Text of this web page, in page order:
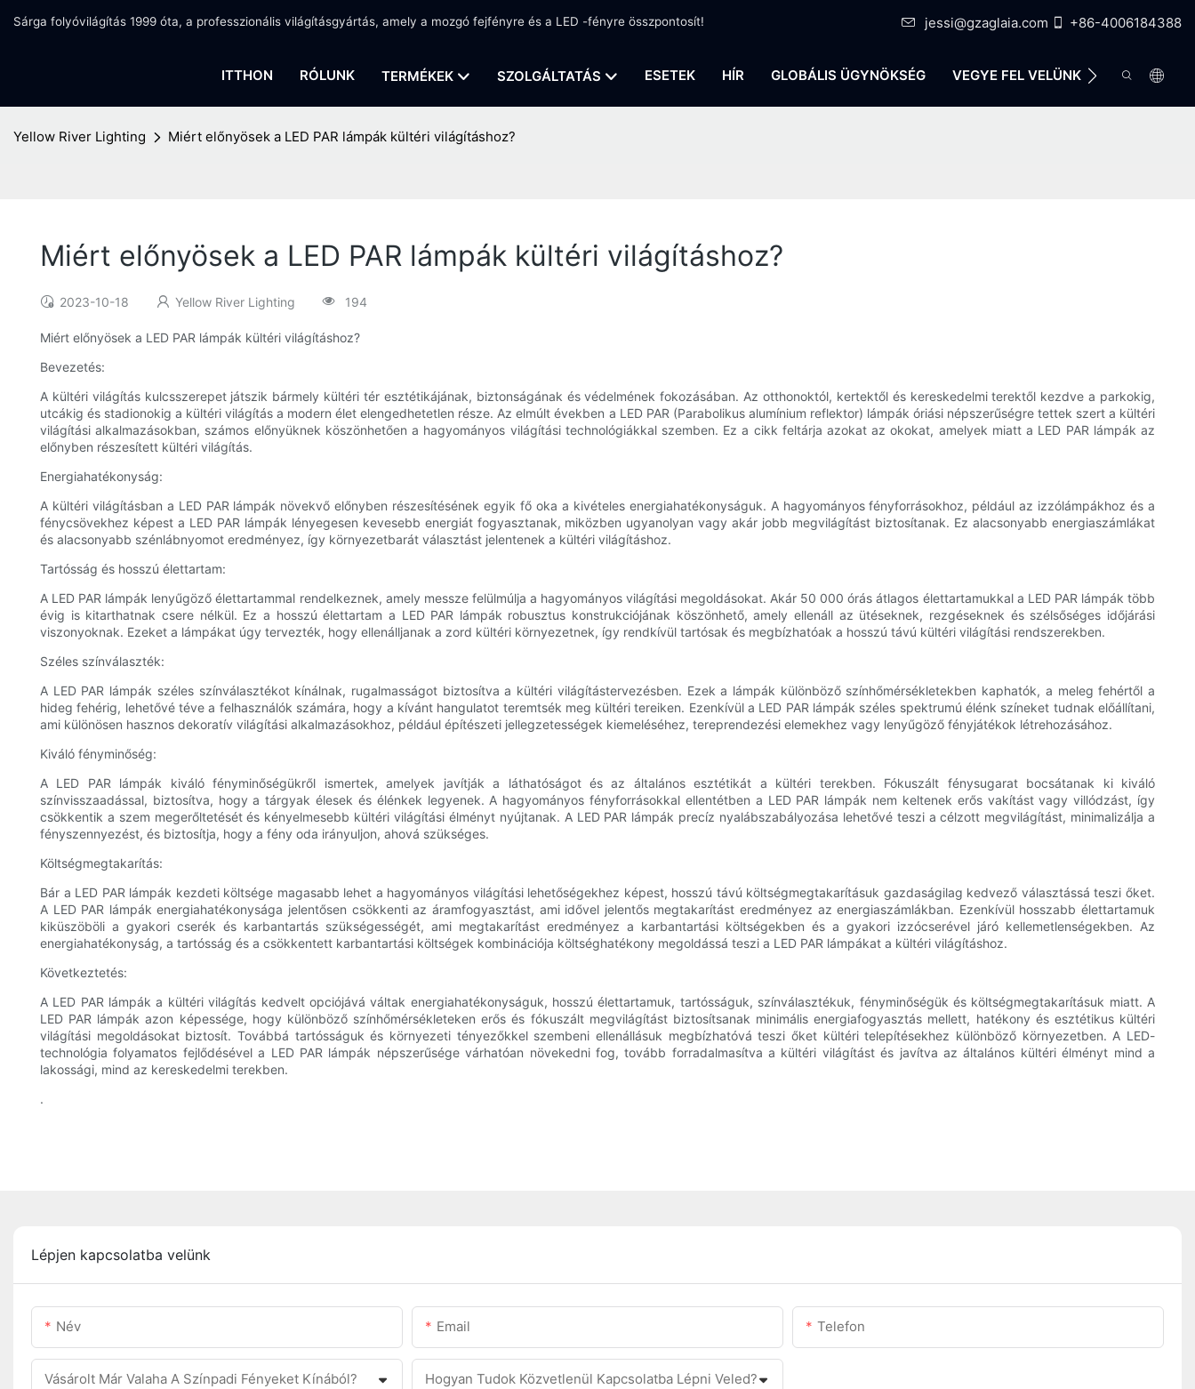
Sárga folyóvilágítás 1999 óta, a professzionális világításgyártás, amely a mozgó fejfényre és a LED -fényre összpontosít! jessi@gzaglaia.com +86-4006184388
ITTHON RÓLUNK TERMÉKEK SZOLGÁLTATÁS ESETEK HÍR GLOBÁLIS ÜGYNÖKSÉG VEGYE FEL VELÜNK A
Yellow River Lighting Miért előnyösek a LED PAR lámpák kültéri világításhoz?
Miért előnyösek a LED PAR lámpák kültéri világításhoz?
2023-10-18 Yellow River Lighting 194
Miért előnyösek a LED PAR lámpák kültéri világításhoz?
Bevezetés:
A kültéri világítás kulcsszerepet játszik bármely kültéri tér esztétikájának, biztonságának és védelmének fokozásában. Az otthonoktól, kertektől és kereskedelmi terektől kezdve a parkokig,
utcákig és stadionokig a kültéri világítás a modern élet elengedhetetlen része. Az elmúlt években a LED PAR (Parabolikus alumínium reflektor) lámpák óriási népszerűségre tettek szert a kültéri
világítási alkalmazásokban, számos előnyüknek köszönhetően a hagyományos világítási technológiákkal szemben. Ez a cikk feltárja azokat az okokat, amelyek miatt a LED PAR lámpák az
előnyben részesített kültéri világítás.
Energiahatékonyság:
A kültéri világításban a LED PAR lámpák növekvő előnyben részesítésének egyik fő oka a kivételes energiahatékonyságuk. A hagyományos fényforrásokhoz, például az izzólámpákhoz és a
fénycsövekhez képest a LED PAR lámpák lényegesen kevesebb energiát fogyasztanak, miközben ugyanolyan vagy akár jobb megvilágítást biztosítanak. Ez alacsonyabb energiaszámlákat
és alacsonyabb szénlábnyomot eredményez, így környezetbarát választást jelentenek a kültéri világításhoz.
Tartósság és hosszú élettartam:
A LED PAR lámpák lenyűgöző élettartammal rendelkeznek, amely messze felülmúlja a hagyományos világítási megoldásokat. Akár 50 000 órás átlagos élettartamukkal a LED PAR lámpák több
évig is kitarthatnak csere nélkül. Ez a hosszú élettartam a LED PAR lámpák robusztus konstrukciójának köszönhető, amely ellenáll az ütéseknek, rezgéseknek és szélsőséges időjárási
viszonyoknak. Ezeket a lámpákat úgy tervezték, hogy ellenálljanak a zord kültéri környezetnek, így rendkívül tartósak és megbízhatóak a hosszú távú kültéri világítási rendszerekben.
Széles színválaszték:
A LED PAR lámpák széles színválasztékot kínálnak, rugalmasságot biztosítva a kültéri világítástervezésben. Ezek a lámpák különböző színhőmérsékletekben kaphatók, a meleg fehértől a
hideg fehérig, lehetővé téve a felhasználók számára, hogy a kívánt hangulatot teremtsék meg kültéri tereiken. Ezenkívül a LED PAR lámpák széles spektrumú élénk színeket tudnak előállítani,
ami különösen hasznos dekoratív világítási alkalmazásokhoz, például építészeti jellegzetességek kiemeléséhez, tereprendezési elemekhez vagy lenyűgöző fényjátékok létrehozásához.
Kiváló fényminőség:
A LED PAR lámpák kiváló fényminőségükről ismertek, amelyek javítják a láthatóságot és az általános esztétikát a kültéri terekben. Fókuszált fénysugarat bocsátanak ki kiváló
színvisszaadással, biztosítva, hogy a tárgyak élesek és élénkek legyenek. A hagyományos fényforrásokkal ellentétben a LED PAR lámpák nem keltenek erős vakítást vagy villódzást, így
csökkentik a szem megerőltetését és kényelmesebb kültéri világítási élményt nyújtanak. A LED PAR lámpák precíz nyalábszabályozása lehetővé teszi a célzott megvilágítást, minimalizálja a
fényszennyezést, és biztosítja, hogy a fény oda irányuljon, ahová szükséges.
Költségmegtakarítás:
Bár a LED PAR lámpák kezdeti költsége magasabb lehet a hagyományos világítási lehetőségekhez képest, hosszú távú költségmegtakarításuk gazdaságilag kedvező választássá teszi őket.
A LED PAR lámpák energiahatékonysága jelentősen csökkenti az áramfogyasztást, ami idővel jelentős megtakarítást eredményez az energiaszámlákban. Ezenkívül hosszabb élettartamuk
kiküszöböli a gyakori cserék és karbantartás szükségességét, ami megtakarítást eredményez a karbantartási költségekben és a gyakori izzócserével járó kellemetlenségekben. Az
energiahatékonyság, a tartósság és a csökkentett karbantartási költségek kombinációja költséghatékony megoldássá teszi a LED PAR lámpákat a kültéri világításhoz.
Következtetés:
A LED PAR lámpák a kültéri világítás kedvelt opciójává váltak energiahatékonyságuk, hosszú élettartamuk, tartósságuk, színválasztékuk, fényminőségük és költségmegtakarításuk miatt. A
LED PAR lámpák azon képessége, hogy különböző színhőmérsékleteken erős és fókuszált megvilágítást biztosítsanak minimális energiafogyasztás mellett, hatékony és esztétikus kültéri
világítási megoldásokat biztosít. Továbbá tartósságuk és környezeti tényezőkkel szembeni ellenállásuk megbízhatóvá teszi őket kültéri telepítésekhez különböző környezetben. A LED-
technológia folyamatos fejlődésével a LED PAR lámpák népszerűsége várhatóan növekedni fog, tovább forradalmasítva a kültéri világítást és javítva az általános kültéri élményt mind a
lakossági, mind az kereskedelmi terekben.
.
Lépjen kapcsolatba velünk
Név Email Telefon
Vásárolt Már Valaha A Színpadi Fényeket Kínából? Hogyan Tudok Közvetlenül Kapcsolatba Lépni Veled?